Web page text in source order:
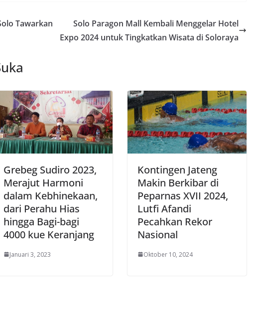
Tawarkan
Solo Paragon Mall Kembali Menggelar Hotel
Expo 2024 untuk Tingkatkan Wisata di Soloraya
Grebeg Sudiro 2023,
Merajut Harmoni
dalam Kebhinekaan,
dari Perahu Hias
hingga Bagi-bagi
4000 kue Keranjang
Januari 3, 2023
Kontingen Jateng
Makin Berkibar di
Peparnas XVII 2024,
Lutfi Afandi
Pecahkan Rekor
Nasional
Oktober 10, 2024